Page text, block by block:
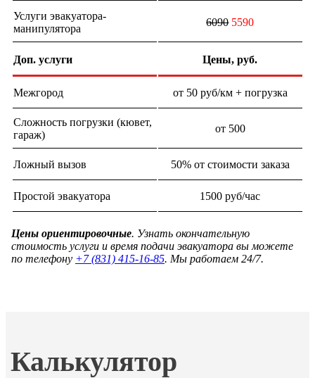
Услуги эвакуатора-
манипулятора
60905590
Доп. услуги Цены, руб.
Межгород от 50 руб/км + погрузка
Сложность погрузки (кювет,
гараж)
от 500
Ложный вызов 50% от стоимости заказа
Простой эвакуатора 1500 руб/час
Цены ориентировочные. Узнать окончательную
стоимость услуги и время подачи эвакуатора вы можете
по телефону +7 (831) 415-16-85. Мы работаем 24/7.
Калькулятор